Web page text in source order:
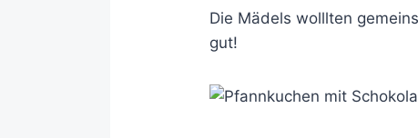
Die Mädels wolllten
gut!